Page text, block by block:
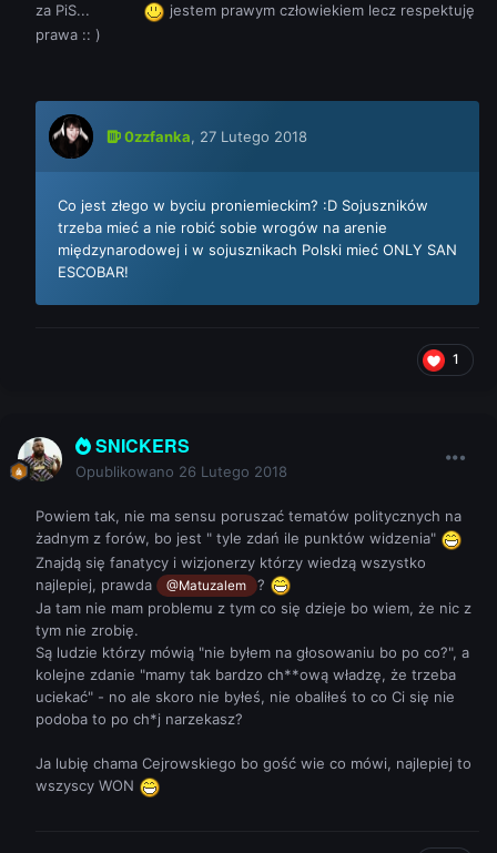
za PiS...
jestem prawym człowiekiem lecz respektuję
prawa :: )
0zzfanka, 27 Lutego 2018
Co jest złego w byciu proniemieckim? :D Sojuszników
trzeba mieć a nie robić sobie wrogów na arenie
międzynarodowej i w sojusznikach Polski mieć ONLY SAN
ESCOBAR!
1
SNICKERS
Opublikowano 26 Lutego 2018
Powiem tak, nie ma sensu poruszać tematów politycznych na
żadnym z forów, bo jest " tyle zdań ile punktów widzenia"
Znajdą się fanatycy i wizjonerzy którzy wiedzą wszystko
najlepiej, prawda
@Matuzalem
?
Ja tam nie mam problemu z tym co się dzieje bo wiem, że nic z
tym nie zrobię.
Są ludzie którzy mówią "nie byłem na głosowaniu bo po co?", a
kolejne zdanie "mamy tak bardzo ch**ową władzę, że trzeba
uciekać" - no ale skoro nie byłeś, nie obaliłeś to co Ci się nie
podoba to po ch*j narzekasz?
Ja lubię chama Cejrowskiego bo gość wie co mówi, najlepiej to
wszyscy WON